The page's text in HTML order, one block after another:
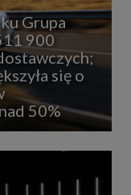
Grupa
900
się o
50%